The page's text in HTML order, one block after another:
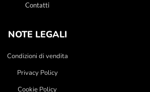
Contatti
NOTE LEGALI
Condizioni di vendita
Privacy Policy
Cookie Policy